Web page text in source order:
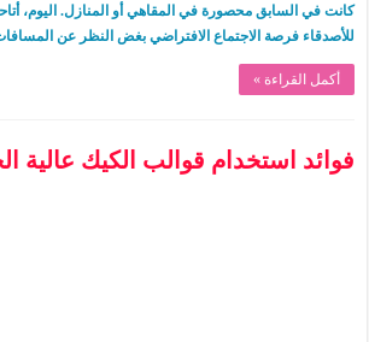
كانت في السابق محصورة في المقاهي أو المنازل. اليوم،
للأصدقاء فرصة الاجتماع الافتراضي بغض النظر عن
أكمل القراءة »
فوائد استخدام قوالب الكيك عالية